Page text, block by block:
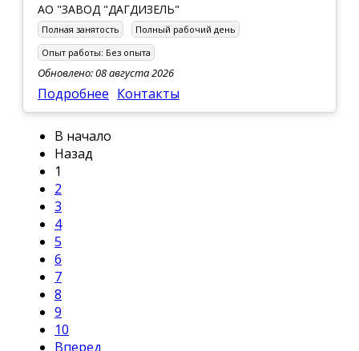
АО "ЗАВОД "ДАГДИЗЕЛЬ"
Полная занятость
Полный рабочий день
Опыт работы: Без опыта
Обновлено: 08 августа 2026
Подробнее Контакты
В начало
Назад
1
2
3
4
5
6
7
8
9
10
Вперед